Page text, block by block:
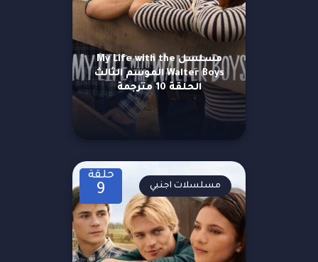
مسلسل My Life with the
Walter Boys الموسم الثالث
الحلقة 10 مترجمة
حلقة
9 مسلسلات اجنبي